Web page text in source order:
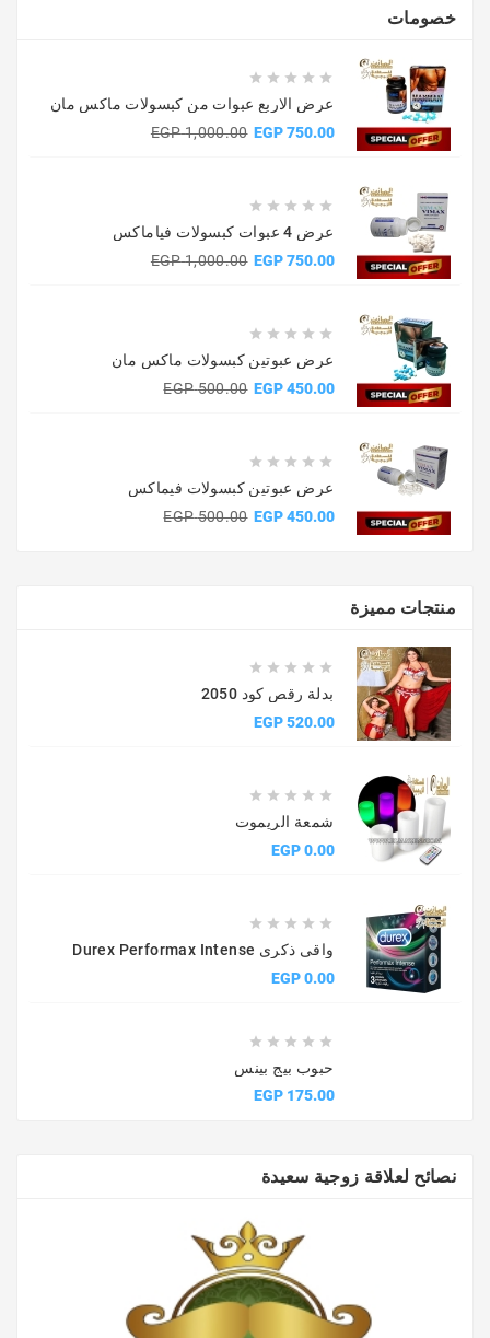
خصومات





عرض الاربع عبوات من كبسولات ماكس مان
750.00 EGP
1,000.00 EGP





عرض 4 عبوات كبسولات فياماكس
750.00 EGP
1,000.00 EGP





عرض عبوتين كبسولات ماكس مان
450.00 EGP
500.00 EGP





عرض عبوتين كبسولات فيماكس
450.00 EGP
500.00 EGP
منتجات مميزة





بدلة رقص كود 2050
520.00 EGP





شمعة الريموت
0.00 EGP





واقى ذكرى Durex Performax Intense
0.00 EGP





حبوب بيج بينس
175.00 EGP